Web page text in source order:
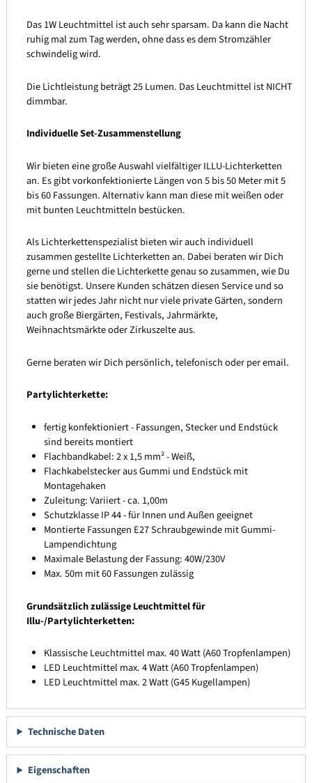
Das 1W Leuchtmittel ist auch sehr sparsam. Da kann die Nacht
ruhig mal zum Tag werden, ohne dass es dem Stromzähler
schwindelig wird.
Die Lichtleistung beträgt 25 Lumen. Das Leuchtmittel ist NICHT
dimmbar.
Individuelle Set-Zusammenstellung
Wir bieten eine große Auswahl vielfältiger ILLU-Lichterketten
an. Es gibt vorkonfektionierte Längen von 5 bis 50 Meter mit 5
bis 60 Fassungen. Alternativ kann man diese mit weißen oder
mit bunten Leuchtmitteln bestücken.
Als Lichterkettenspezialist bieten wir auch individuell
zusammen gestellte Lichterketten an. Dabei beraten wir Dich
gerne und stellen die Lichterkette genau so zusammen, wie Du
sie benötigst. Unsere Kunden schätzen diesen Service und so
statten wir jedes Jahr nicht nur viele private Gärten, sondern
auch große Biergärten, Festivals, Jahrmärkte,
Weihnachtsmärkte oder Zirkuszelte aus.
Gerne beraten wir Dich persönlich, telefonisch oder per email.
Partylichterkette:
fertig konfektioniert - Fassungen, Stecker und Endstück
sind bereits montiert
Flachbandkabel: 2 x 1,5 mm² - Weiß,
Flachkabelstecker aus Gummi und Endstück mit
Montagehaken
Zuleitung: Variiert - ca. 1,00m
Schutzklasse IP 44 - für Innen und Außen geeignet
Montierte Fassungen E27 Schraubgewinde mit Gummi-
Lampendichtung
Maximale Belastung der Fassung: 40W/230V
Max. 50m mit 60 Fassungen zulässig
Grundsätzlich zulässige Leuchtmittel für
Illu-/Partylichterketten:
Klassische Leuchtmittel max. 40 Watt (A60 Tropfenlampen)
LED Leuchtmittel max. 4 Watt (A60 Tropfenlampen)
LED Leuchtmittel max. 2 Watt (G45 Kugellampen)
Technische Daten
Eigenschaften